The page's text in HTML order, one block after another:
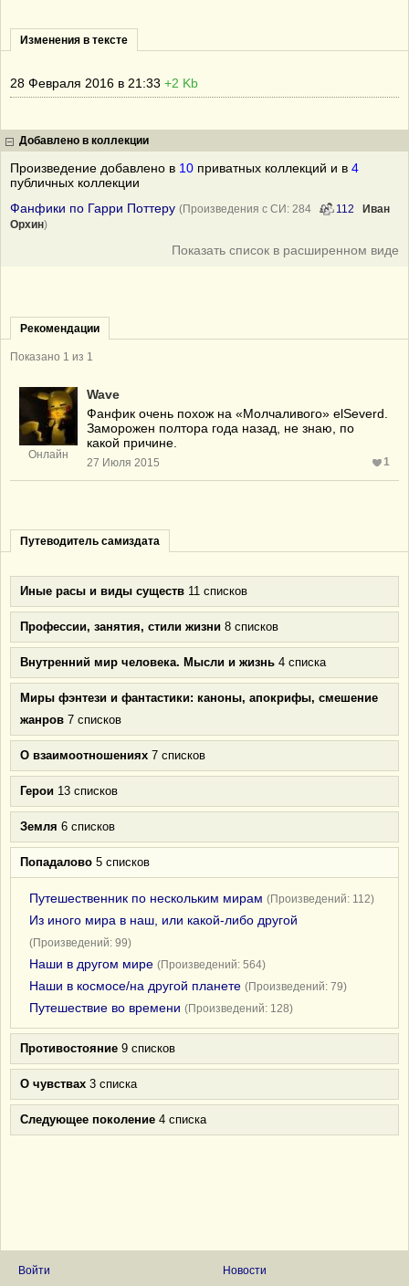
Изменения в тексте
28 Февраля 2016 в 21:33 +2 Kb
Добавлено в коллекции
Произведение добавлено в 10 приватных коллекций и в 4
публичных коллекции
Фанфики по Гарри Поттеру (Произведения с СИ: 284 112
Иван
Орхин)
Показать список в расширенном виде
Рекомендации
Показано 1 из 1
Онлайн
Wave
Фанфик очень похож на «Молчаливого» elSeverd.
Заморожен полтора года назад, не знаю, по
какой причине.
27 Июля 2015 1
Путеводитель самиздата
Иные расы и виды существ 11 списков
Профессии, занятия, стили жизни 8 списков
Внутренний мир человека. Мысли и жизнь 4 списка
Миры фэнтези и фантастики: каноны, апокрифы, смешение
жанров 7 списков
О взаимоотношениях 7 списков
Герои 13 списков
Земля 6 списков
Попадалово 5 списков
Путешественник по нескольким мирам (Произведений: 112)
Из иного мира в наш, или какой-либо другой
(Произведений: 99)
Наши в другом мире (Произведений: 564)
Наши в космосе/на другой планете (Произведений: 79)
Путешествие во времени (Произведений: 128)
Противостояние 9 списков
О чувствах 3 списка
Следующее поколение 4 списка
Войти Новости